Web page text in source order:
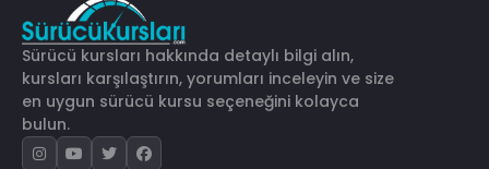
Sürücü kursları hakkında detaylı bilgi alın,
kursları karşılaştırın, yorumları inceleyin ve size
en uygun sürücü kursu seçeneğini kolayca
bulun.